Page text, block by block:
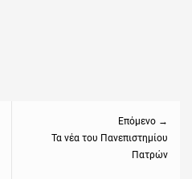
Επόμενο →
Τα νέα του Πανεπιστημίου
Πατρών